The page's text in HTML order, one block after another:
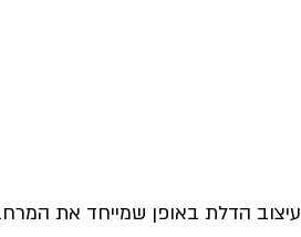
עיצוב הדלת באופן שמייחד את